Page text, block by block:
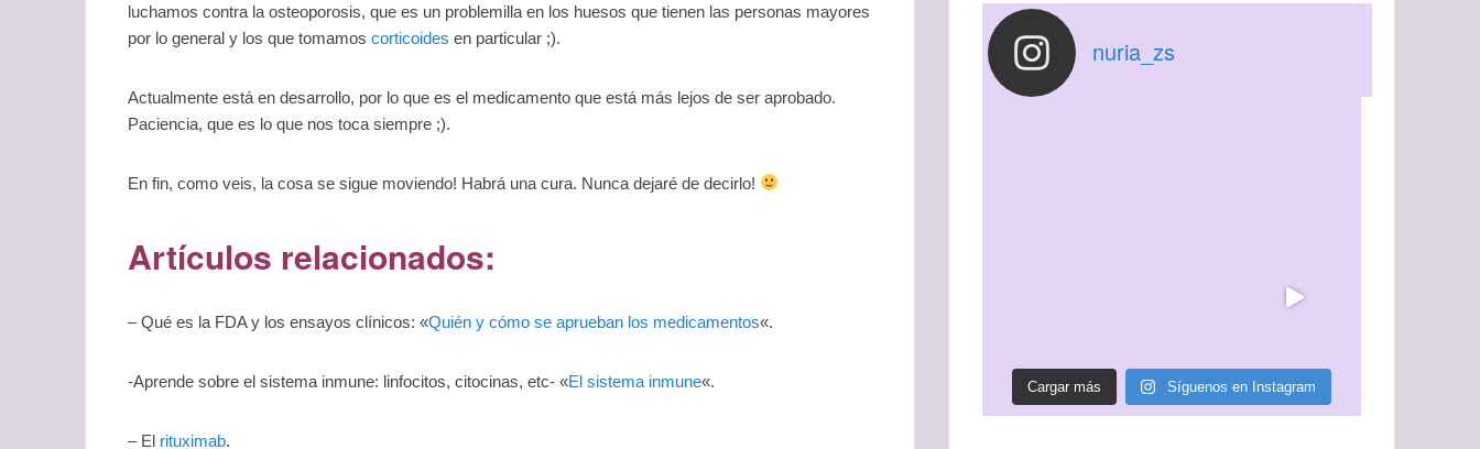
luchamos contra la osteoporosis, que es un problemilla en los huesos que tienen las personas mayores
por lo general y los que tomamos corticoides en particular ;).
Actualmente está en desarrollo, por lo que es el medicamento que está más lejos de ser aprobado.
Paciencia, que es lo que nos toca siempre ;).
En fin, como veis, la cosa se sigue moviendo! Habrá una cura. Nunca dejaré de decirlo!
Artículos relacionados:
– Qué es la FDA y los ensayos clínicos: «Quién y cómo se aprueban los medicamentos«.
-Aprende sobre el sistema inmune: linfocitos, citocinas, etc- «El sistema inmune«.
– El rituximab.
nuria_zs
Cargar más Síguenos en Instagram